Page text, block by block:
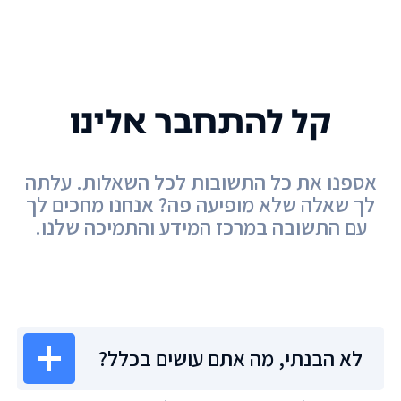
לא הבנתי, מה אתם עושים בכלל?
קל להתחבר אלינו
אספנו את כל התשובות לכל השאלות. עלתה
לך שאלה שלא מופיעה פה? אנחנו מחכים לך
עם התשובה במרכז המידע והתמיכה שלנו.